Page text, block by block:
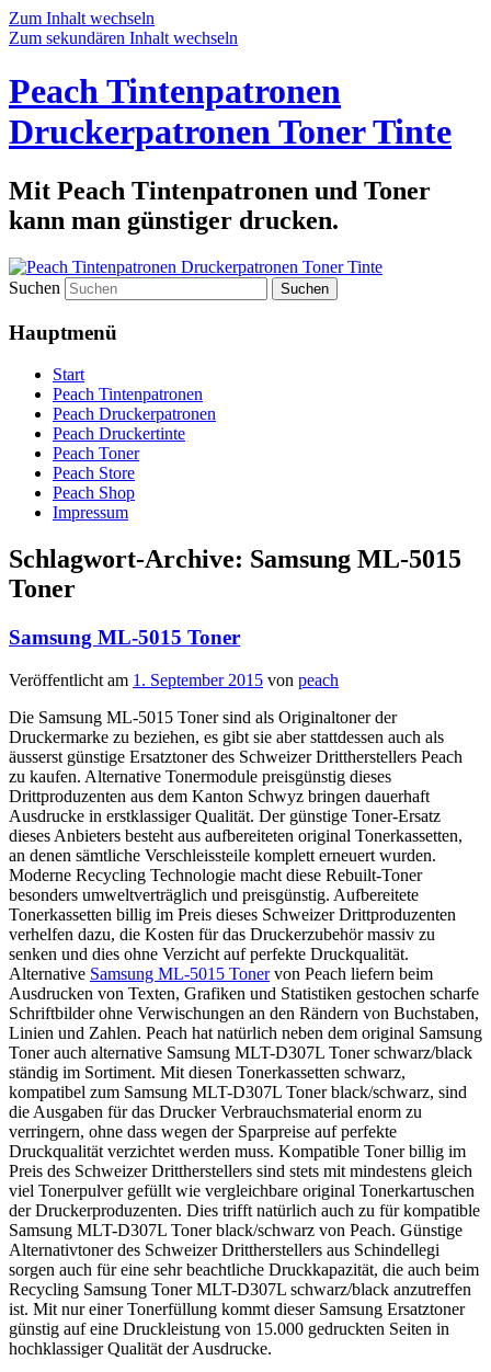
Zum Inhalt wechseln
Zum sekundären Inhalt wechseln
Peach Tintenpatronen
Druckerpatronen Toner Tinte
Mit Peach Tintenpatronen und Toner
kann man günstiger drucken.
Suchen
Hauptmenü
Start
Peach Tintenpatronen
Peach Druckerpatronen
Peach Druckertinte
Peach Toner
Peach Store
Peach Shop
Impressum
Schlagwort-Archive: Samsung ML-5015
Toner
Samsung ML-5015 Toner
Veröffentlicht am 1. September 2015 von peach
Die Samsung ML-5015 Toner sind als Originaltoner der
Druckermarke zu beziehen, es gibt sie aber stattdessen auch als
äusserst günstige Ersatztoner des Schweizer Drittherstellers Peach
zu kaufen. Alternative Tonermodule preisgünstig dieses
Drittproduzenten aus dem Kanton Schwyz bringen dauerhaft
Ausdrucke in erstklassiger Qualität. Der günstige Toner-Ersatz
dieses Anbieters besteht aus aufbereiteten original Tonerkassetten,
an denen sämtliche Verschleissteile komplett erneuert wurden.
Moderne Recycling Technologie macht diese Rebuilt-Toner
besonders umweltverträglich und preisgünstig. Aufbereitete
Tonerkassetten billig im Preis dieses Schweizer Drittproduzenten
verhelfen dazu, die Kosten für das Druckerzubehör massiv zu
senken und dies ohne Verzicht auf perfekte Druckqualität.
Alternative Samsung ML-5015 Tonervon Peach liefern beim
Ausdrucken von Texten, Grafiken und Statistiken gestochen scharfe
Schriftbilder ohne Verwischungen an den Rändern von Buchstaben,
Linien und Zahlen. Peach hat natürlich neben dem original Samsung
Toner auch alternative Samsung MLT-D307L Toner schwarz/black
ständig im Sortiment. Mit diesen Tonerkassetten schwarz,
kompatibel zum Samsung MLT-D307L Toner black/schwarz, sind
die Ausgaben für das Drucker Verbrauchsmaterial enorm zu
verringern, ohne dass wegen der Sparpreise auf perfekte
Druckqualität verzichtet werden muss. Kompatible Toner billig im
Preis des Schweizer Drittherstellers sind stets mit mindestens gleich
viel Tonerpulver gefüllt wie vergleichbare original Tonerkartuschen
der Druckerproduzenten. Dies trifft natürlich auch zu für kompatible
Samsung MLT-D307L Toner black/schwarz von Peach. Günstige
Alternativtoner des Schweizer Drittherstellers aus Schindellegi
sorgen auch für eine sehr beachtliche Druckkapazität, die auch beim
Recycling Samsung Toner MLT-D307L schwarz/black anzutreffen
ist. Mit nur einer Tonerfüllung kommt dieser Samsung Ersatztoner
günstig auf eine Druckleistung von 15.000 gedruckten Seiten in
hochklassiger Qualität der Ausdrucke.